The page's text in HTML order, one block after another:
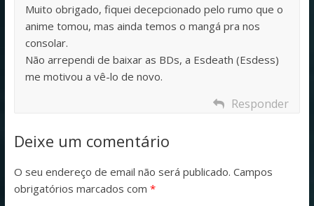
Muito obrigado, fiquei decepcionado pelo rumo que o
anime tomou, mas ainda temos o mangá pra nos
consolar.
Não arrependi de baixar as BDs, a Esdeath (Esdess)
me motivou a vê-lo de novo.
Responder
Deixe um comentário
O seu endereço de email não será publicado. Campos
obrigatórios marcados com *